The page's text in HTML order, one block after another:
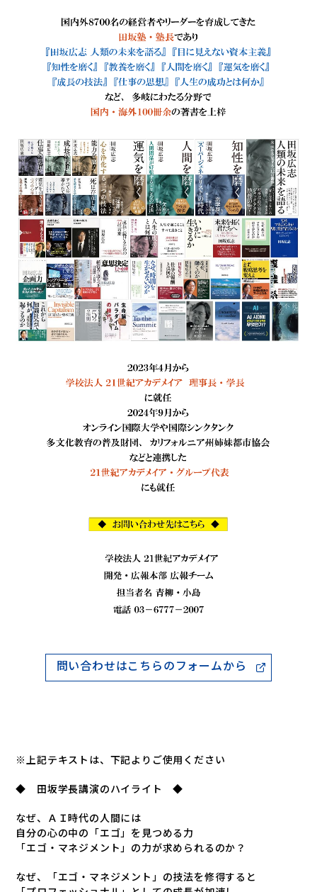
問い合わせはこちらのフォームから
※上記テキストは、下記よりご使用ください
◆ 田坂学長講演のハイライト ◆
なぜ、ＡＩ時代の人間には
自分の心の中の「エゴ」を見つめる力
「エゴ・マネジメント」の力が求められるのか？
なぜ、「エゴ・マネジメント」の技法を修得すると